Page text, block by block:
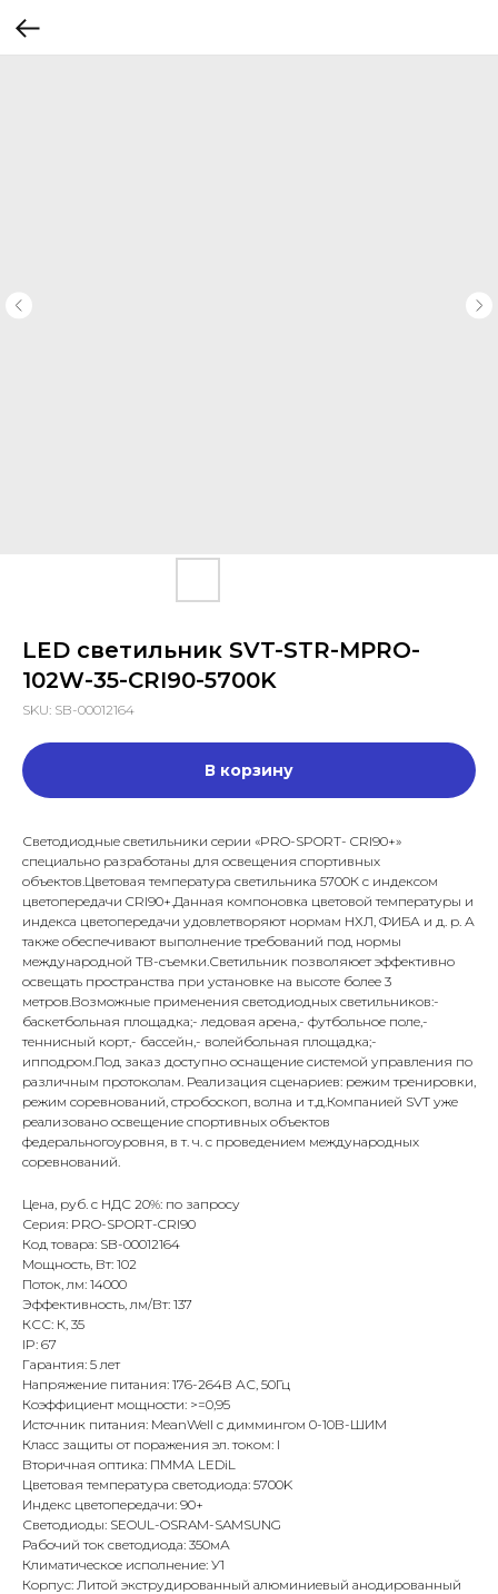
LED светильник SVT-STR-MPRO-
102W-35-CRI90-5700K
SKU: SB-00012164
В корзину
Светодиодные светильники серии «PRO-SPORT- CRI90+»
специально разработаны для освещения спортивных
объектов.Цветовая температура светильника 5700К с индексом
цветопередачи CRI90+.Данная компоновка цветовой температуры и
индекса цветопередачи удовлетворяют нормам НХЛ, ФИБА и д. р. А
также обеспечивают выполнение требований под нормы
международной ТВ-съемки.Светильник позволяюет эффективно
освещать пространства при установке на высоте более 3
метров.Возможные применения светодиодных светильников:-
баскетбольная площадка;- ледовая арена,- футбольное поле,-
теннисный корт,- бассейн,- волейбольная площадка;-
ипподром.Под заказ доступно оснащение системой управления по
различным протоколам. Реализация сценариев: режим тренировки,
режим соревнований, стробоскоп, волна и т.д.Компанией SVT уже
реализовано освещение спортивных объектов
федеральногоуровня, в т. ч. с проведением международных
соревнований.
Цена, руб. с НДС 20%: по запросу
Серия: PRO-SPORT-CRI90
Код товара: SB-00012164
Мощность, Вт: 102
Поток, лм: 14000
Эффективность, лм/Вт: 137
КСС: К, 35
IP: 67
Гарантия: 5 лет
Напряжение питания: 176-264В АС, 50Гц
Коэффициент мощности: >=0,95
Источник питания: MeanWell с диммингом 0-10В-ШИМ
Класс защиты от поражения эл. током: I
Вторичная оптика: ПММА LEDiL
Цветовая температура светодиода: 5700K
Индекс цветопередачи: 90+
Светодиоды: SEOUL-OSRAM-SAMSUNG
Рабочий ток светодиода: 350мА
Климатическое исполнение: У1
Корпус: Литой экструдированный алюминиевый анодированный